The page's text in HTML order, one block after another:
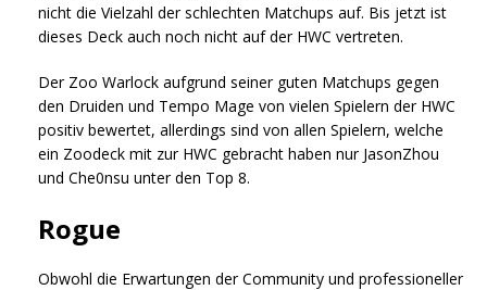
nicht die Vielzahl der schlechten Matchups auf. Bis jetzt ist
dieses Deck auch noch nicht auf der HWC vertreten.
Der Zoo Warlock aufgrund seiner guten Matchups gegen
den Druiden und Tempo Mage von vielen Spielern der HWC
positiv bewertet, allerdings sind von allen Spielern, welche
ein Zoodeck mit zur HWC gebracht haben nur JasonZhou
und Che0nsu unter den Top 8.
Rogue
Obwohl die Erwartungen der Community und professioneller